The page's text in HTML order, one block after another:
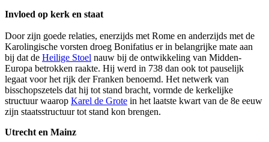
Invloed op kerk en staat
Door zijn goede relaties, enerzijds met Rome en anderzijds met de
Karolingische vorsten droeg Bonifatius er in belangrijke mate aan
bij dat de Heilige Stoel nauw bij de ontwikkeling van Midden-
Europa betrokken raakte. Hij werd in 738 dan ook tot pauselijk
legaat voor het rijk der Franken benoemd. Het netwerk van
bisschopszetels dat hij tot stand bracht, vormde de kerkelijke
structuur waarop Karel de Grote in het laatste kwart van de 8e eeuw
zijn staatsstructuur tot stand kon brengen.
Utrecht en Mainz